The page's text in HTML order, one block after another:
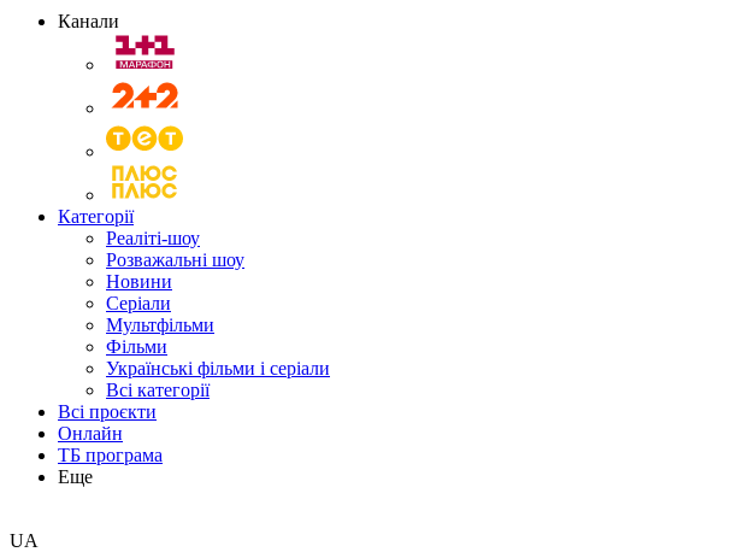
Канали
Категорії
Реаліті-шоу
Розважальні шоу
Новини
Серіали
Мультфільми
Фільми
Українські фільми і серіали
Всі категорії
Всі проєкти
Онлайн
ТБ програма
Еще
UA